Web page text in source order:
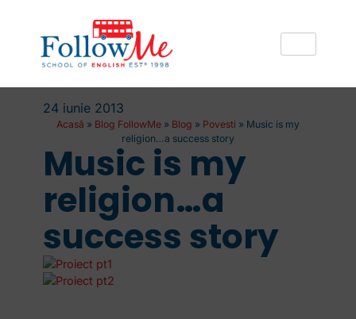
24 iunie 2013
Acasă » Blog FollowMe» Blog » Povesti » Music is my
religion…a success story
Music is my
religion…a
success story